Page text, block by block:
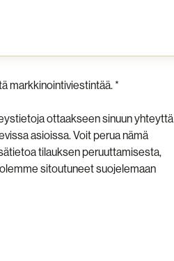
markkinointiviestintää.*
ottaakseen sinuun yhteyttä
asioissa. Voit perua nämä
tilauksen peruuttamisesta,
sitoutuneet suojelemaan